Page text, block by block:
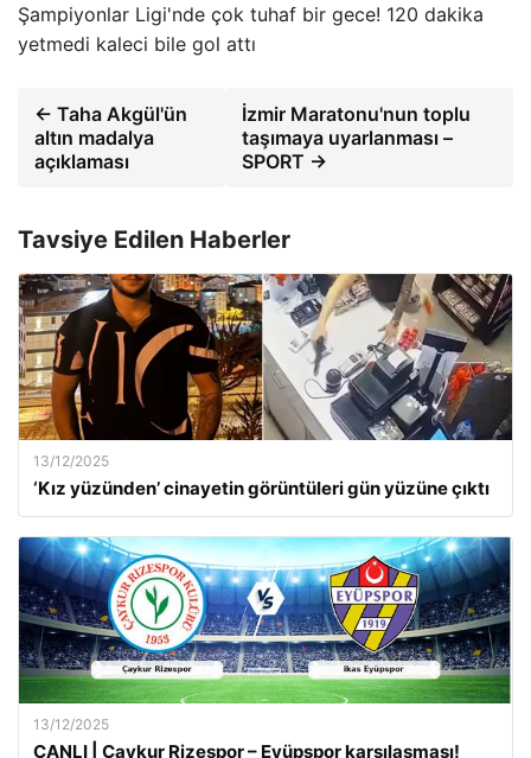
Şampiyonlar Ligi'nde çok tuhaf bir gece! 120 dakika
yetmedi kaleci bile gol attı
← Taha Akgül'ün
altın madalya
açıklaması
İzmir Maratonu'nun toplu
taşımaya uyarlanması –
SPORT →
Tavsiye Edilen Haberler
13/12/2025
‘Kız yüzünden’ cinayetin görüntüleri gün yüzüne çıktı
13/12/2025
CANLI | Çaykur Rizespor – Eyüpspor karşılaşması!